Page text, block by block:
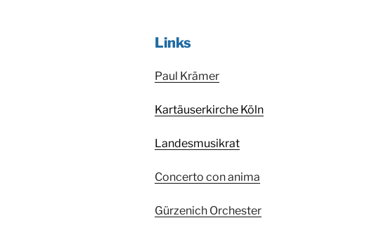
Links
Paul Krämer
Kartäuserkirche Köln
Landesmusikrat
Concerto con anima
Gürzenich Orchester